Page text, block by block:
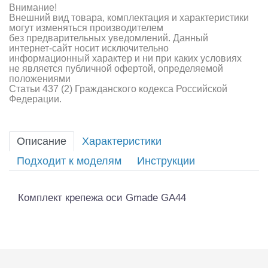
Внимание!
Внешний вид товара, комплектация и характеристики
могут изменяться производителем
без предварительных уведомлений. Данный
интернет-сайт носит исключительно
информационный характер и ни при каких условиях
не является публичной офертой, определяемой
положениями
Статьи 437 (2) Гражданского кодекса Российской
Федерации.
Описание
Характеристики
Подходит к моделям
Инструкции
Комплект крепежа оси Gmade GA44